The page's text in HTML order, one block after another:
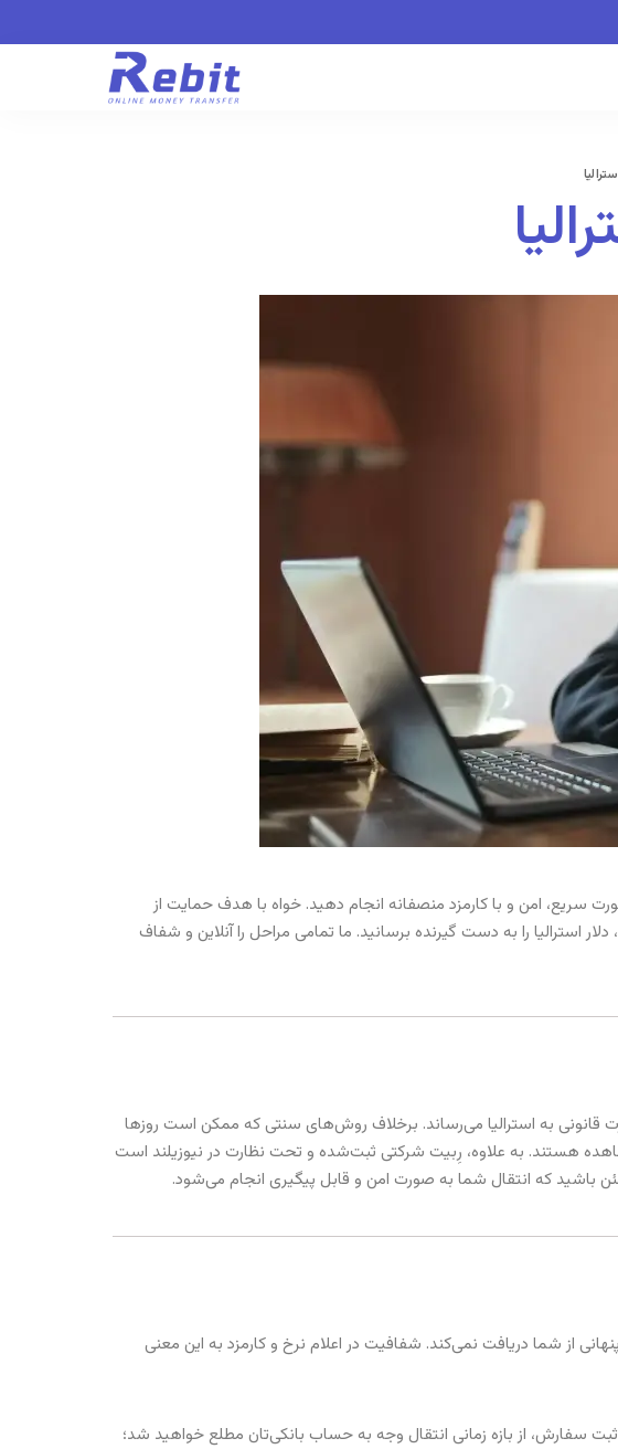
سریع، امن و با کارمزد منصفانه انجام دهید. خواه با هدف حمایت از
استرالیا را به دست گیرنده برسانید. ما تمامی مراحل را آنلاین و شفاف
قانونی به استرالیا می‌رساند. برخلاف روش‌های سنتی که ممکن است روزها
۱ تا ۲ روز کاری در حساب بانکی مقصد قابل مشاهده هستند. به علاوه، رِبیت شرکتی ثبت‌شده و تحت نظارت در نیوزیلند است
باشید که انتقال شما به صورت امن و قابل پیگیری انجام می‌شود.
از شما دریافت نمی‌کند. شفافیت در اعلام نرخ و کارمزد به این معنی
سفارش، از بازه زمانی انتقال وجه به حساب بانکی‌تان مطلع خواهید شد؛